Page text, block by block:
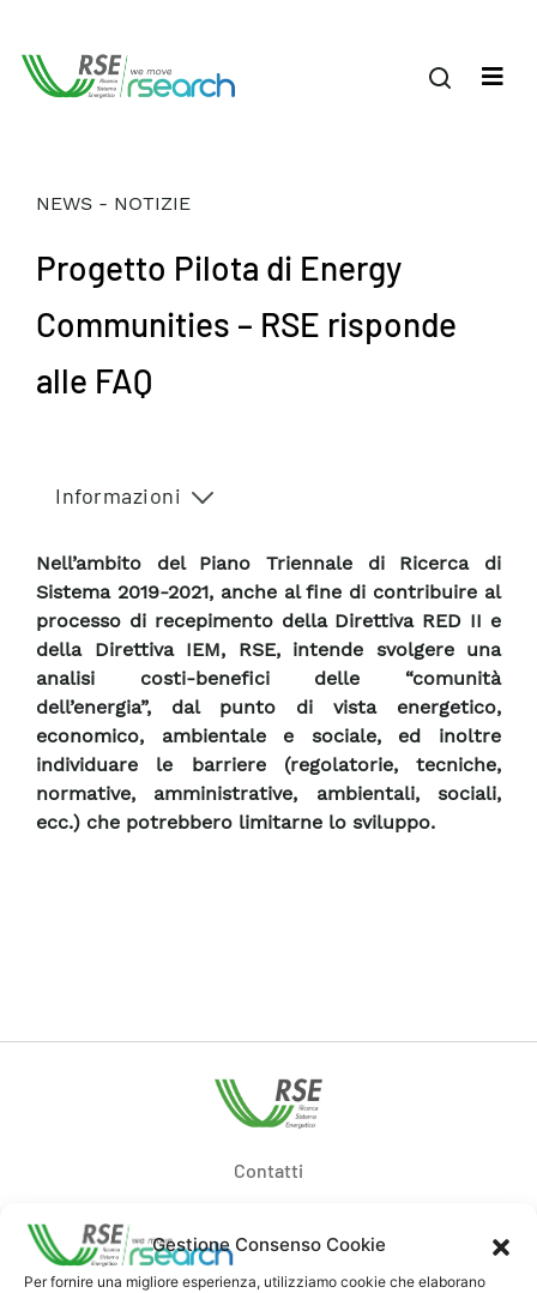
Gestione Consenso Cookie
Per fornire una migliore esperienza, utilizziamo cookie che elaborano
NEWS - NOTIZIE
Progetto Pilota di Energy
Communities – RSE risponde
alle FAQ
Informazioni
Nell’ambito del Piano Triennale di Ricerca di
Sistema 2019-2021, anche al fine di contribuire al
processo di recepimento della Direttiva RED II e
della Direttiva IEM, RSE, intende svolgere una
analisi costi-benefici delle “comunità
dell’energia”, dal punto di vista energetico,
economico, ambientale e sociale, ed inoltre
individuare le barriere (regolatorie, tecniche,
normative, amministrative, ambientali, sociali,
ecc.) che potrebbero limitarne lo sviluppo.
Contatti
Note Legali